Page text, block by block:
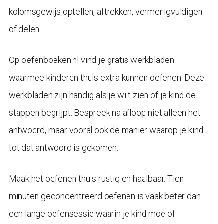
kolomsgewijs optellen, aftrekken, vermenigvuldigen
of delen.
Op oefenboeken.nl vind je gratis werkbladen
waarmee kinderen thuis extra kunnen oefenen. Deze
werkbladen zijn handig als je wilt zien of je kind de
stappen begrijpt. Bespreek na afloop niet alleen het
antwoord, maar vooral ook de manier waarop je kind
tot dat antwoord is gekomen.
Maak het oefenen thuis rustig en haalbaar. Tien
minuten geconcentreerd oefenen is vaak beter dan
een lange oefensessie waarin je kind moe of